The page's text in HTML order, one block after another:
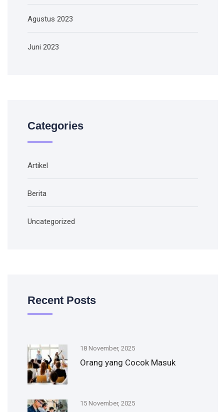
Agustus 2023
Juni 2023
Categories
Artikel
Berita
Uncategorized
Recent Posts
18 November, 2025
Orang yang Cocok Masuk
15 November, 2025